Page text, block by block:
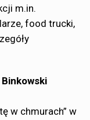
m.in.
food trucki,
w chmurach” w